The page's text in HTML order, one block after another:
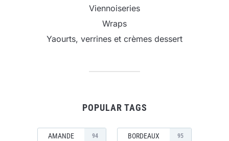
Viennoiseries
Wraps
Yaourts, verrines et crèmes dessert
POPULAR TAGS
AMANDE 94 BORDEAUX 95